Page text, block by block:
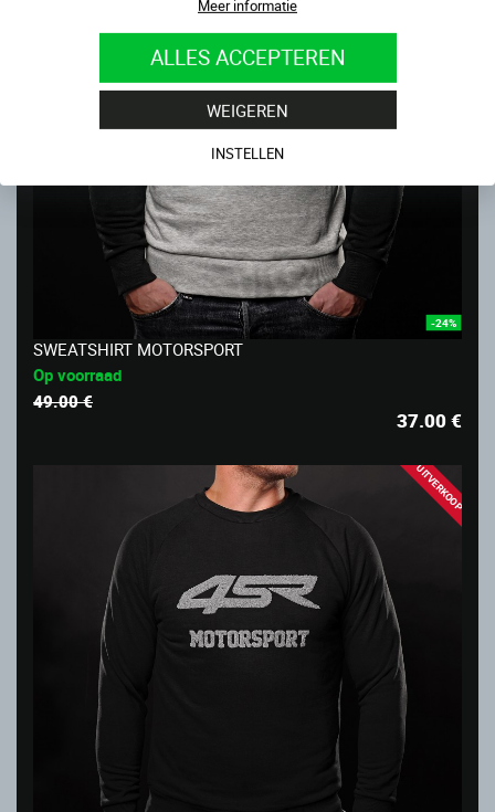
Meer informatie
ALLES ACCEPTEREN
WEIGEREN
INSTELLEN
-24%
SWEATSHIRT MOTORSPORT
Op voorraad
49.00 €
37.00€
UITVERKOOP